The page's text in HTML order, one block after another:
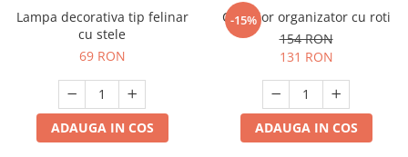
Lampa decorativa tip felinar
cu stele
69 RON
ADAUGA IN COS
-15%
Carucior organizator cu roti
154 RON
131 RON
ADAUGA IN COS